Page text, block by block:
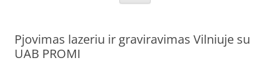
Pjovimas lazeriu ir graviravimas Vilniuje su
UAB PROMI